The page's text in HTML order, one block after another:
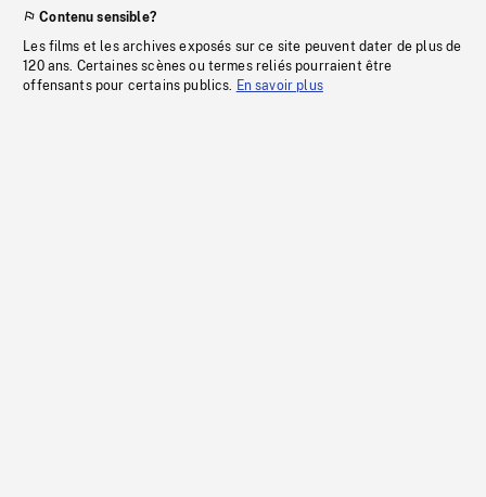
Contenu sensible?
Les films et les archives exposés sur ce site peuvent dater de plus de
120 ans. Certaines scènes ou termes reliés pourraient être
offensants pour certains publics. En savoir plus